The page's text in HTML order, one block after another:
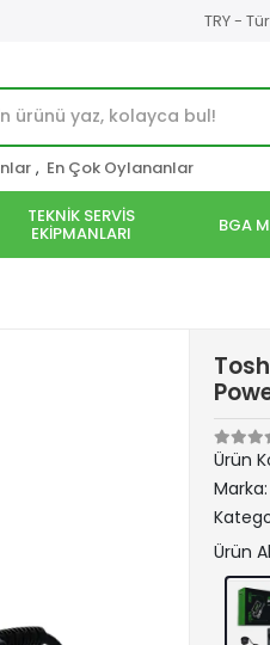
TRY -
, En Çok Oylananlar
TEKNİK SERVİS
EKİPMANLARI BGA
Ürün
Marka:
Ürün